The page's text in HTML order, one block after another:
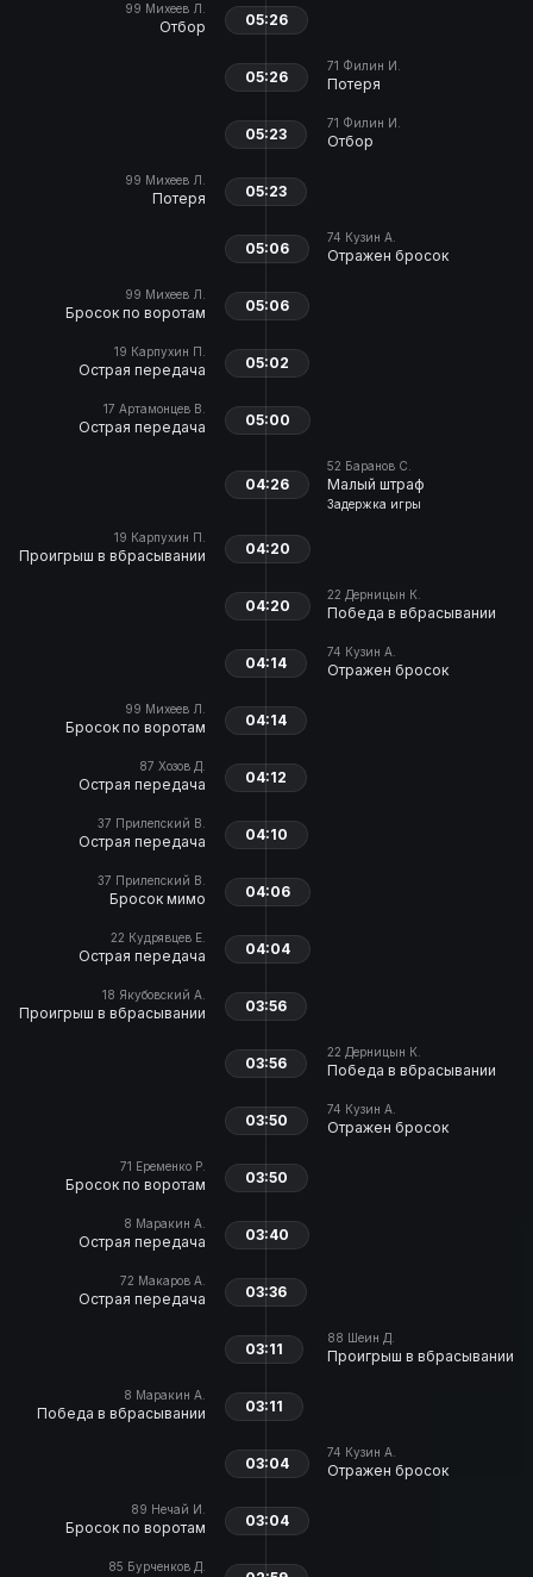
99 Михеев Л.
Отбор 05:26
71 Филин И.
Потеря
05:26
71 Филин И.
Отбор
05:23
99 Михеев Л.
Потеря 05:23
74 Кузин А.
Отражен бросок
05:06
99 Михеев Л.
Бросок по воротам 05:06
19 Карпухин П.
Острая передача 05:02
17 Артамонцев В.
Острая передача 05:00
52 Баранов С.
Малый штраф
Задержка игры
04:26
19 Карпухин П.
Проигрыш в вбрасывании 04:20
22 Дерницын К.
Победа в вбрасывании
04:20
74 Кузин А.
Отражен бросок
04:14
99 Михеев Л.
Бросок по воротам 04:14
87 Хозов Д.
Острая передача 04:12
37 Прилепский В.
Острая передача 04:10
37 Прилепский В.
Бросок мимо 04:06
22 Кудрявцев Е.
Острая передача 04:04
18 Якубовский А.
Проигрыш в вбрасывании 03:56
22 Дерницын К.
Победа в вбрасывании
03:56
74 Кузин А.
Отражен бросок
03:50
71 Еременко Р.
Бросок по воротам 03:50
8 Маракин А.
Острая передача 03:40
72 Макаров А.
Острая передача 03:36
88 Шеин Д.
Проигрыш в вбрасывании
03:11
8 Маракин А.
Победа в вбрасывании 03:11
74 Кузин А.
Отражен бросок
03:04
89 Нечай И.
Бросок по воротам 03:04
85 Бурченков Д.